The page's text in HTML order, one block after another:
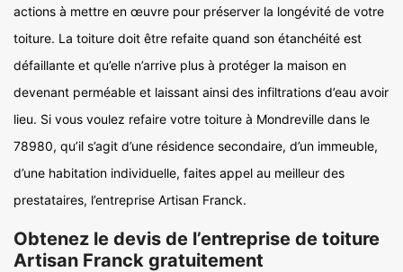
actions à mettre en œuvre pour préserver la longévité de votre
toiture. La toiture doit être refaite quand son étanchéité est
défaillante et qu’elle n’arrive plus à protéger la maison en
devenant perméable et laissant ainsi des infiltrations d’eau avoir
lieu. Si vous voulez refaire votre toiture à Mondreville dans le
78980, qu’il s’agit d’une résidence secondaire, d’un immeuble,
d’une habitation individuelle, faites appel au meilleur des
prestataires, l’entreprise Artisan Franck.
Obtenez le devis de l’entreprise de toiture
Artisan Franck gratuitement